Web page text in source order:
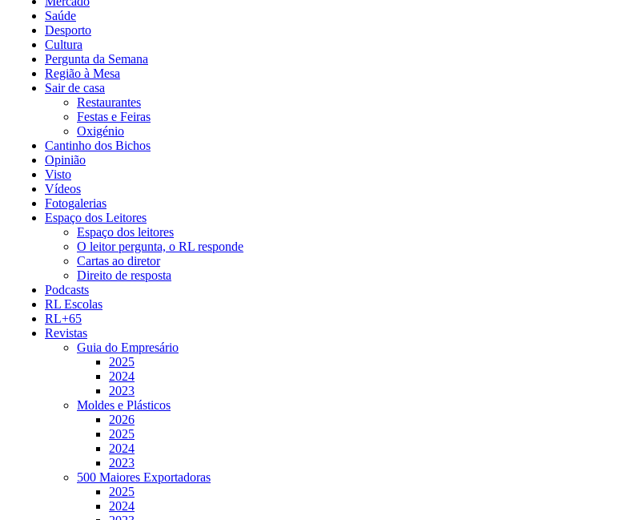
Saúde
Desporto
Cultura
Pergunta da Semana
Região à Mesa
Sair de casa
Restaurantes
Festas e Feiras
Oxigénio
Cantinho dos Bichos
Opinião
Visto
Vídeos
Fotogalerias
Espaço dos Leitores
Espaço dos leitores
O leitor pergunta, o RL responde
Cartas ao diretor
Direito de resposta
Podcasts
RL Escolas
RL+65
Revistas
Guia do Empresário
2025
2024
2023
Moldes e Plásticos
2026
2025
2024
2023
500 Maiores Exportadoras
2025
2024